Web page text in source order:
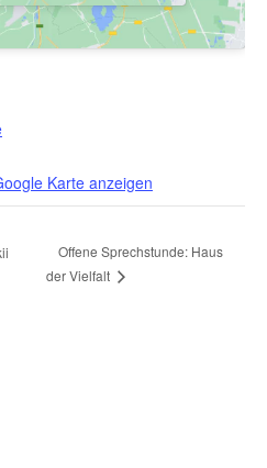
Karte anzeigen
Offene Sprechstunde: Haus
der Vielfalt